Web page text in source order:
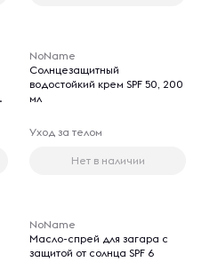
NoName
Солнцезащитный
водостойкий крем SPF 50, 200
мл
Уход за телом
Нет в наличии
NoName
Масло-спрей для загара с
защитой от солнца SPF 6